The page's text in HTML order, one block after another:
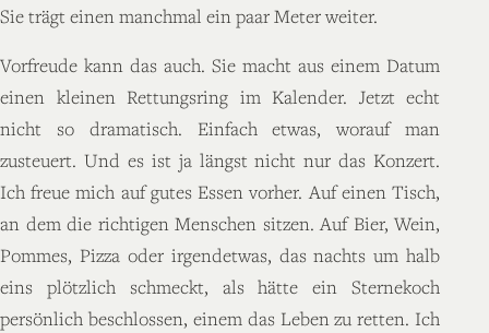
Sie trägt einen manchmal ein paar Meter weiter.
Vorfreude kann das auch. Sie macht aus einem Datum
einen kleinen Rettungsring im Kalender. Jetzt echt
nicht so dramatisch. Einfach etwas, worauf man
zusteuert. Und es ist ja längst nicht nur das Konzert.
Ich freue mich auf gutes Essen vorher. Auf einen Tisch,
an dem die richtigen Menschen sitzen. Auf Bier, Wein,
Pommes, Pizza oder irgendetwas, das nachts um halb
eins plötzlich schmeckt, als hätte ein Sternekoch
persönlich beschlossen, einem das Leben zu retten. Ich